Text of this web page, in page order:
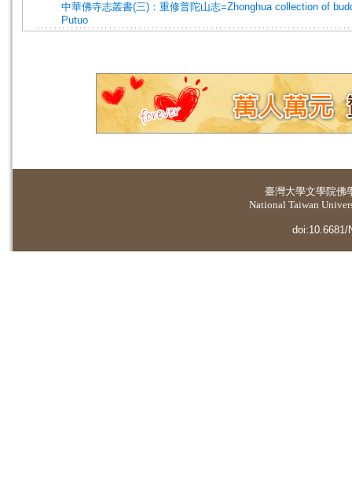
中華佛寺志叢書(三)：重修普陀山志=Zhonghua collection of
Putuo
臺灣大學文學院佛
National Taiwan
doi:10.6681/